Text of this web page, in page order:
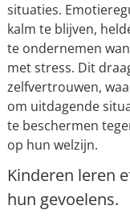
situaties.
kalm te blijven,
te ondernemen
met stress. Dit
zelfvertrouwen,
om uitdagende
te beschermen
op hun welzijn.
Kinderen leren
hun gevoelens.